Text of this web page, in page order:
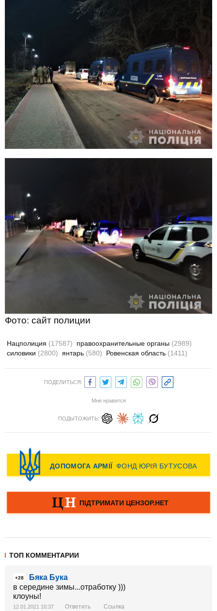
Фото: сайт полиции
Нацполиция (17587) правоохранительные органы (2989)
силовики (2800) янтарь (580) Ровенская область (1411)
ПОДЕЛИТЬСЯ:
Мне нравится
ПОДЫТОЖИТЬ:
ТОП КОММЕНТАРИИ
+28
Бяка Бука
в середине зимы...отработку )))
клоуны!
12.01.2021 10:37 Ответить Ссылка